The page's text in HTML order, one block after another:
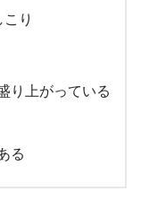
り
り上がっている
る